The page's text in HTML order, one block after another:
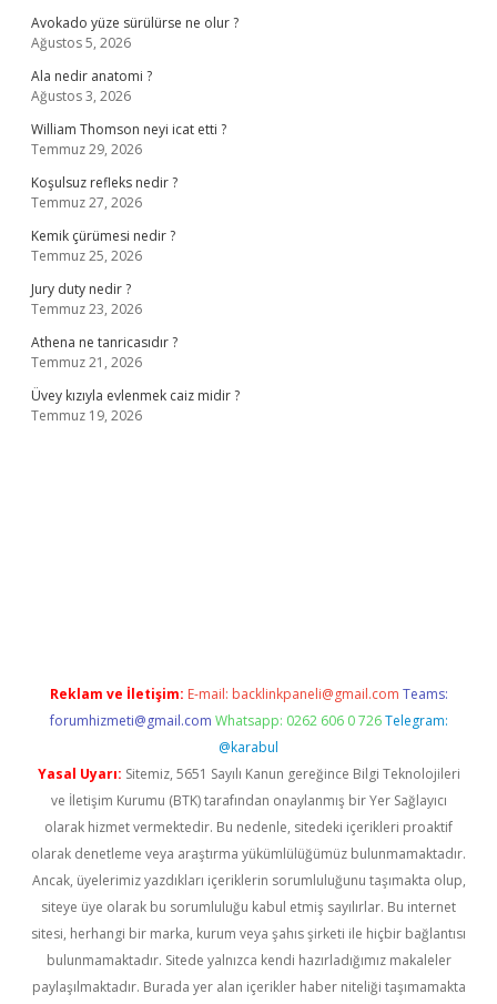
Avokado yüze sürülürse ne olur ?
Ağustos 5, 2026
Ala nedir anatomi ?
Ağustos 3, 2026
William Thomson neyi icat etti ?
Temmuz 29, 2026
Koşulsuz refleks nedir ?
Temmuz 27, 2026
Kemik çürümesi nedir ?
Temmuz 25, 2026
Jury duty nedir ?
Temmuz 23, 2026
Athena ne tanricasıdır ?
Temmuz 21, 2026
Üvey kızıyla evlenmek caiz midir ?
Temmuz 19, 2026
Reklam ve İletişim: E-mail: backlinkpaneli@gmail.com Teams:
forumhizmeti@gmail.com Whatsapp: 0262 606 0 726 Telegram:
@karabul
Yasal Uyarı: Sitemiz, 5651 Sayılı Kanun gereğince Bilgi Teknolojileri
ve İletişim Kurumu (BTK) tarafından onaylanmış bir Yer Sağlayıcı
olarak hizmet vermektedir. Bu nedenle, sitedeki içerikleri proaktif
olarak denetleme veya araştırma yükümlülüğümüz bulunmamaktadır.
Ancak, üyelerimiz yazdıkları içeriklerin sorumluluğunu taşımakta olup,
siteye üye olarak bu sorumluluğu kabul etmiş sayılırlar. Bu internet
sitesi, herhangi bir marka, kurum veya şahıs şirketi ile hiçbir bağlantısı
bulunmamaktadır. Sitede yalnızca kendi hazırladığımız makaleler
paylaşılmaktadır. Burada yer alan içerikler haber niteliği taşımamakta